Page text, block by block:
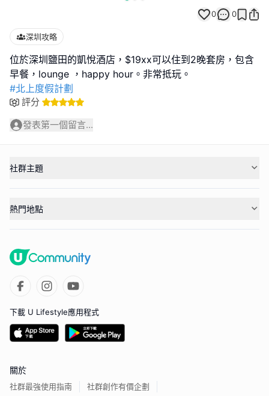
0 0
深圳攻略
位於深圳鹽田的凱悅酒店，$19xx可以住到2晚套房，包含
#北上度假計劃
評分
發表第一個留言...
社群主題
熱門地點
下載 U Lifestyle應用程式
關於
社群最強使用指南 社群創作有價企劃